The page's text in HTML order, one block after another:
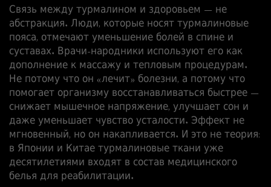
Связь междутурмалином и здоровьем — не
абстракция. Люди, которые носят турмалиновые
пояса, отмечают уменьшение болей в спине и
суставах. Врачи-народники используют его как
дополнение к массажу и тепловым процедурам.
Не потому что он «лечит» болезни, а потому что
помогает организму восстанавливаться быстрее —
снижает мышечное напряжение, улучшает сон и
даже уменьшает чувство усталости. Эффект не
мгновенный, но он накапливается. И это не теория:
в Японии и Китае турмалиновые ткани уже
десятилетиями входят в состав медицинского
белья для реабилитации.